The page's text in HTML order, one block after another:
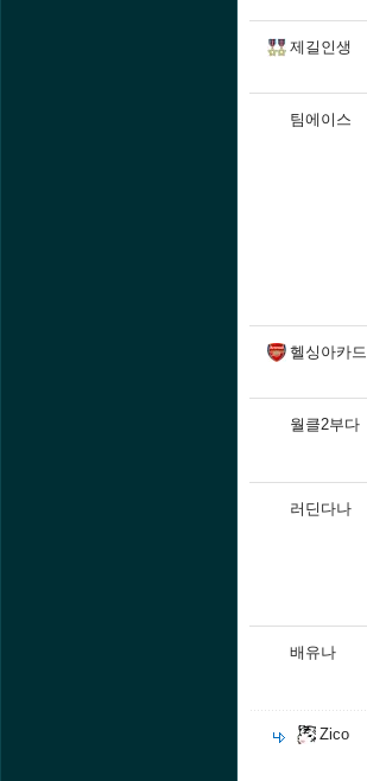
제길인생
팀에이스
헬싱아카드
월클2부다
러딘다나
배유나
Zico